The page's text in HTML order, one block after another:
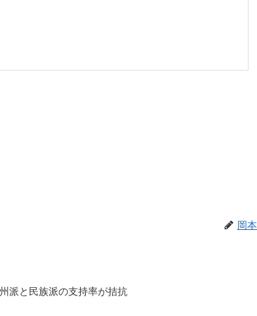
岡
派と民族派の支持率が拮抗